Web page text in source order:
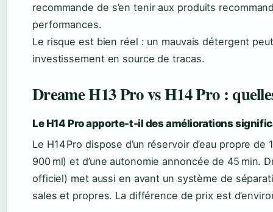
recommande de s’en tenir aux produits
performances.
Le risque est bien réel : un mauvais détergent
investissement en source de tracas.
Dreame H13 Pro vs H14 Pro :
Le H14 Pro apporte-t-il des améliorations
Le H14 Pro dispose d’un réservoir d’eau propre de
900 ml) et d’une autonomie annoncée de 45 min.
officiel) met aussi en avant un système de
sales et propres. La différence de prix est